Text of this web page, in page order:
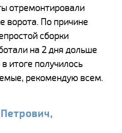
отремонтировали
По причине
сборки
на 2 дня дольше
итоге получилось
рекомендую всем.